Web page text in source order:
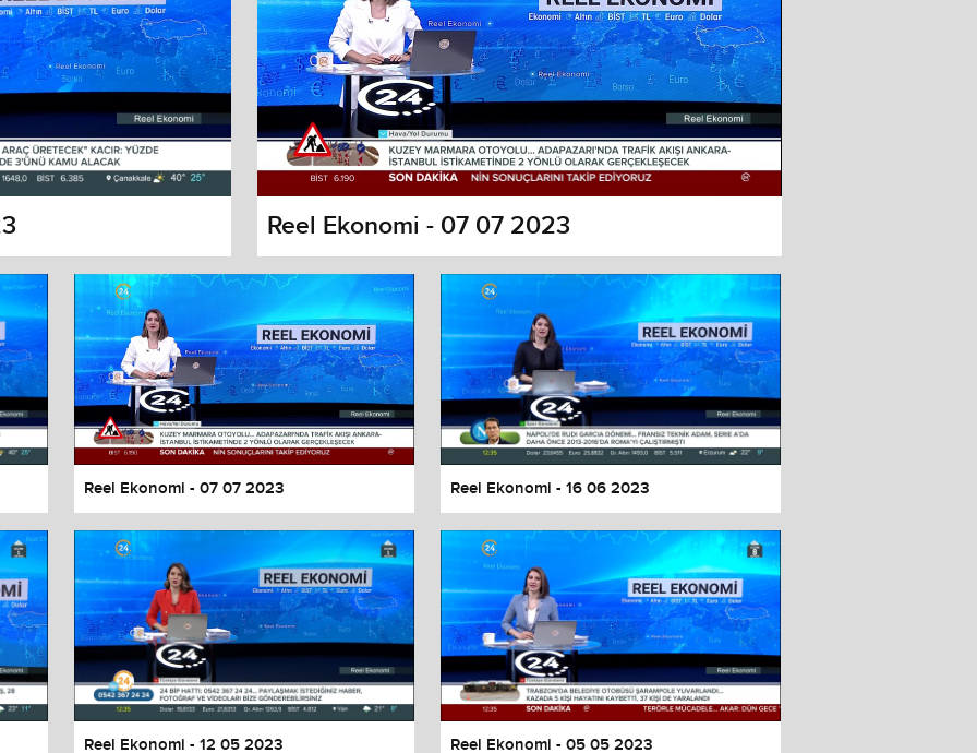
dialog
and close the window.
Reel Ekonomi - 07 07 2023
Reel Ekonomi - 07 07 2023 Reel Ekonomi - 16 06 2023
Reel Ekonomi - 12 05 2023 Reel Ekonomi - 05 05 2023